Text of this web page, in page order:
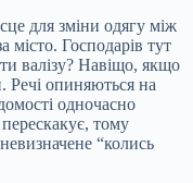
для зміни одягу між
місто. Господарів тут
валізу? Навіщо, якщо
Речі опиняються на
одночасно
тому
“колись